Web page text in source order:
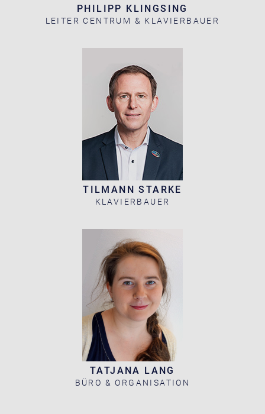
PHILIPP KLINGSING
LEITER CENTRUM & KLAVIERBAUER
TILMANN STARKE
KLAVIERBAUER
TATJANA LANG
BÜRO & ORGANISATION